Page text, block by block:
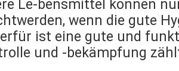
Le-bensmittel können
wenn die gute
ist eine gute und
und -bekämpfung